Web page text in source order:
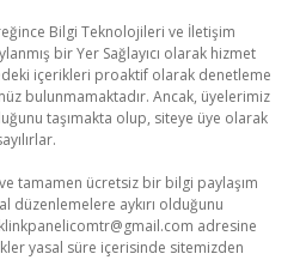
Bilgi Teknolojileri ve İletişim
bir Yer Sağlayıcı olarak hizmet
içerikleri proaktif olarak denetleme
bulunmamaktadır. Ancak, üyelerimiz
taşımakta olup, siteye üye olarak
tamamen ücretsiz bir bilgi paylaşım
düzenlemelere aykırı olduğunu
adresine
yasal süre içerisinde sitemizden